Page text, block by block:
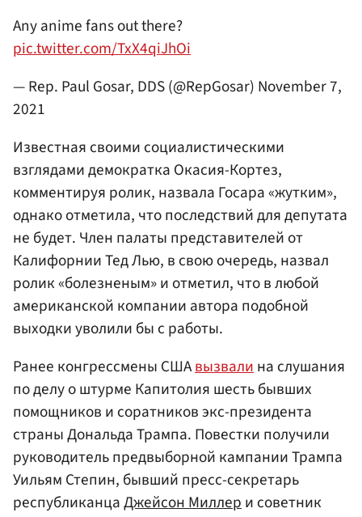
Any anime fans out there?
pic.twitter.com/TxX4qiJhOi
— Rep. Paul Gosar, DDS (@RepGosar) November 7,
2021
Известная своими социалистическими
взглядами демократка Окасия-Кортез,
комментируя ролик, назвала Госара «жутким»,
однако отметила, что последствий для депутата
не будет. Член палаты представителей от
Калифорнии Тед Лью, в свою очередь, назвал
ролик «болезненым» и отметил, что в любой
американской компании автора подобной
выходки уволили бы с работы.
Ранее конгрессмены СШАвызвалина слушания
по делу о штурме Капитолия шесть бывших
помощников и соратников экс-президента
страны Дональда Трампа. Повестки получили
руководитель предвыборной кампании Трампа
Уильям Степин, бывший пресс-секретарь
республиканцаДжейсон Миллери советник